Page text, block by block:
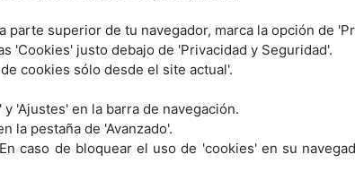
parte superior de tu navegador, marca la opción de
'Cookies' justo debajo de 'Privacidad y Seguridad'.
cookies sólo desde el site actual'.
'Ajustes' en la barra de navegación.
la pestaña de 'Avanzado'.
caso de bloquear el uso de 'cookies' en su